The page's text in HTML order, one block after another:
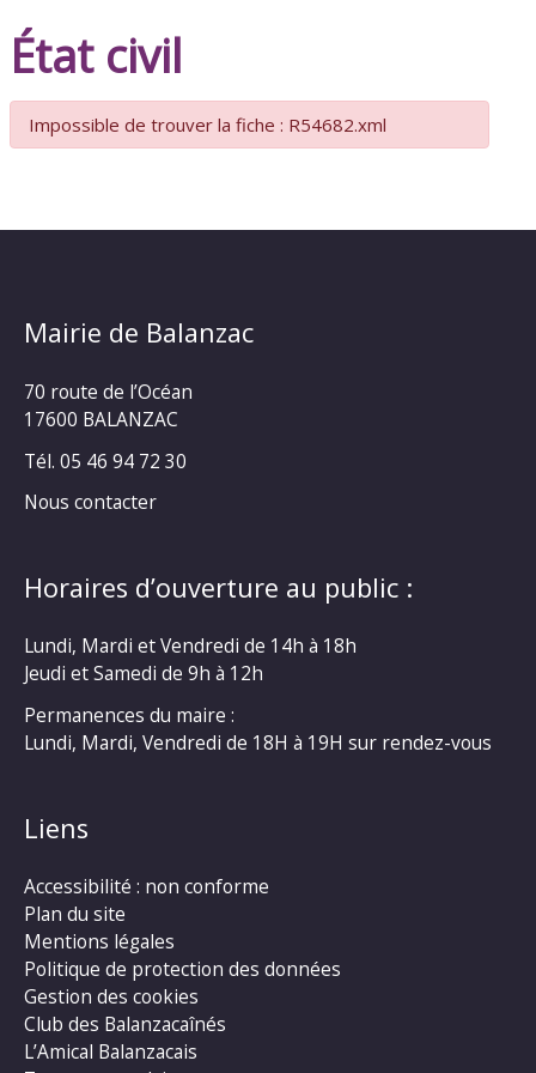
État civil
Impossible de trouver la fiche : R54682.xml
Mairie de Balanzac
70 route de l’Océan
17600 BALANZAC
Tél. 05 46 94 72 30
Nous contacter
Horaires d’ouverture au public :
Lundi, Mardi et Vendredi de 14h à 18h
Jeudi et Samedi de 9h à 12h
Permanences du maire :
Lundi, Mardi, Vendredi de 18H à 19H sur rendez-vous
Liens
Accessibilité : non conforme
Plan du site
Mentions légales
Politique de protection des données
Gestion des cookies
Club des Balanzacaînés
L’Amical Balanzacais